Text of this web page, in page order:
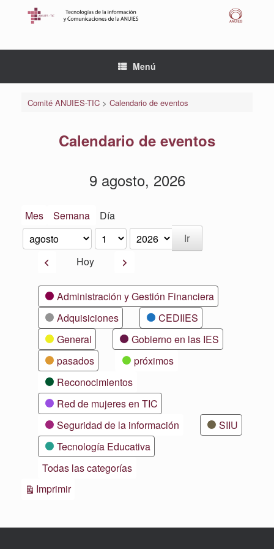
Menú
Comité ANUIES-TIC> Calendario de eventos
Calendario de eventos
9 agosto, 2026
Mes Semana Día
Mes
Día
Año
AnteriorHoy Siguiente
CategoríasAdministración y Gestión Financiera
Adquisiciones
CEDIIES
General
Gobierno en las IES
pasados
próximos
Reconocimientos
Red de mujeres en TIC
Seguridad de la información
SIIU
Tecnología Educativa
Todas las categorías
ImprimirVistas